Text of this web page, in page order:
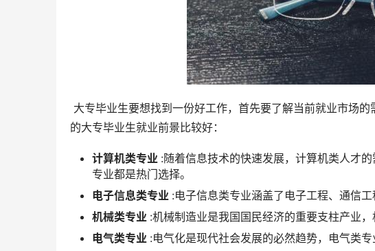
的大专毕业生就业前景比较好：
计算机类专业 :随着信息技术的快速发展，计算机类人才
专业都是热门选择。
电子信息类专业 :电子信息类专业涵盖了电子工程、通信
机械类专业 :机械制造业是我国国民经济的重要支柱产业
电气类专业 :电气化是现代社会发展的必然趋势，电气类专